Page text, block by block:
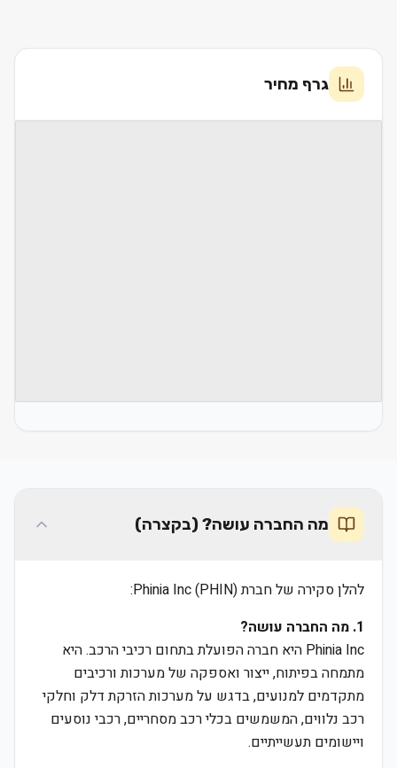
גרף מחיר
מה החברה עושה? (בקצרה)
להלן סקירה של חברת Phinia Inc (PHIN):
1. מה החברה עושה?
Phinia Inc היא חברה הפועלת בתחום רכיבי הרכב. היא
מתמחה בפיתוח, ייצור ואספקה של מערכות ורכיבים
מתקדמים למנועים, בדגש על מערכות הזרקת דלק וחלקי
רכב נלווים, המשמשים בכלי רכב מסחריים, רכבי נוסעים
ויישומים תעשייתיים.